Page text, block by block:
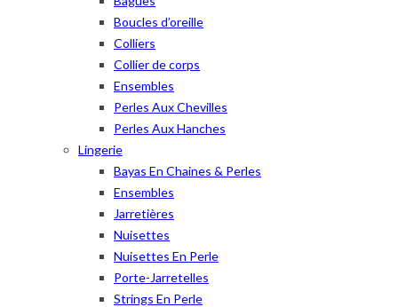
Boucles d’oreille
Colliers
Collier de corps
Ensembles
Perles Aux Chevilles
Perles Aux Hanches
Lingerie
Bayas En Chaines & Perles
Ensembles
Jarretières
Nuisettes
Nuisettes En Perle
Porte-Jarretelles
Strings En Perle